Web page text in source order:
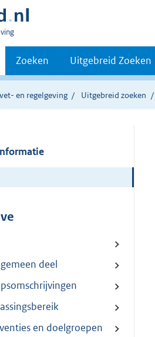
Zoeken Uitgebreid Zoeken
en regelgeving Uitgebreid zoeken
deel
en doelgroepen